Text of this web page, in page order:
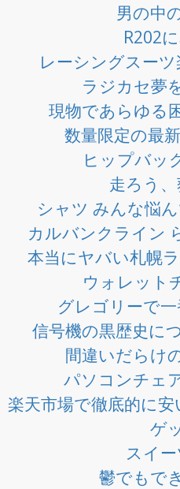
男の中
R202
レーシングスー
ラジカセ夢
現物であらゆる
数量限定の最
ヒップバッ
走ろう、
シャツ みんな悩
カルバンクライン
本当にヤバい札幌
ウォレット
グレゴリーで
信号機の黒歴史に
間違いだらけ
パソコンチェ
楽天市場で徹底的に
ゲ
スイ
鬱でもで